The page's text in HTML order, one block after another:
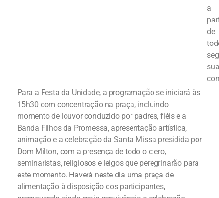
a
de
Para a Festa da Unidade, a programação se iniciará às
15h30 com concentração na praça, incluindo
momento de louvor conduzido por padres, fiéis e a
Banda Filhos da Promessa, apresentação artística,
animação e a celebração da Santa Missa presidida por
Dom Milton, com a presença de todo o clero,
seminaristas, religiosos e leigos que peregrinarão para
este momento. Haverá neste dia uma praça de
alimentação à disposição dos participantes,